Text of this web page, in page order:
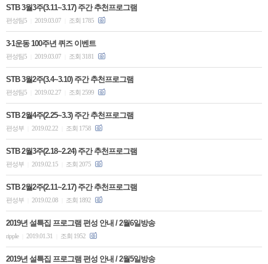
STB 3월3주(3.11~3.17) 주간 추천프로그램
편성팀5 2019.03.07 조회 1785
3·1운동 100주년 퀴즈 이벤트
편성팀5 2019.03.07 조회 3181
STB 3월2주(3.4~3.10) 주간 추천프로그램
편성팀5 2019.02.27 조회 2599
STB 2월4주(2.25~3.3) 주간 추천프로그램
편성부 2019.02.22 조회 1758
STB 2월3주(2.18~2.24) 주간 추천프로그램
편성부 2019.02.15 조회 2075
STB 2월2주(2.11~2.17) 주간 추천프로그램
편성부 2019.02.08 조회 1892
2019년 설특집 프로그램 편성 안내 / 2월6일방송
ripple 2019.01.31 조회 1952
2019년 설특집 프로그램 편성 안내 / 2월5일방송